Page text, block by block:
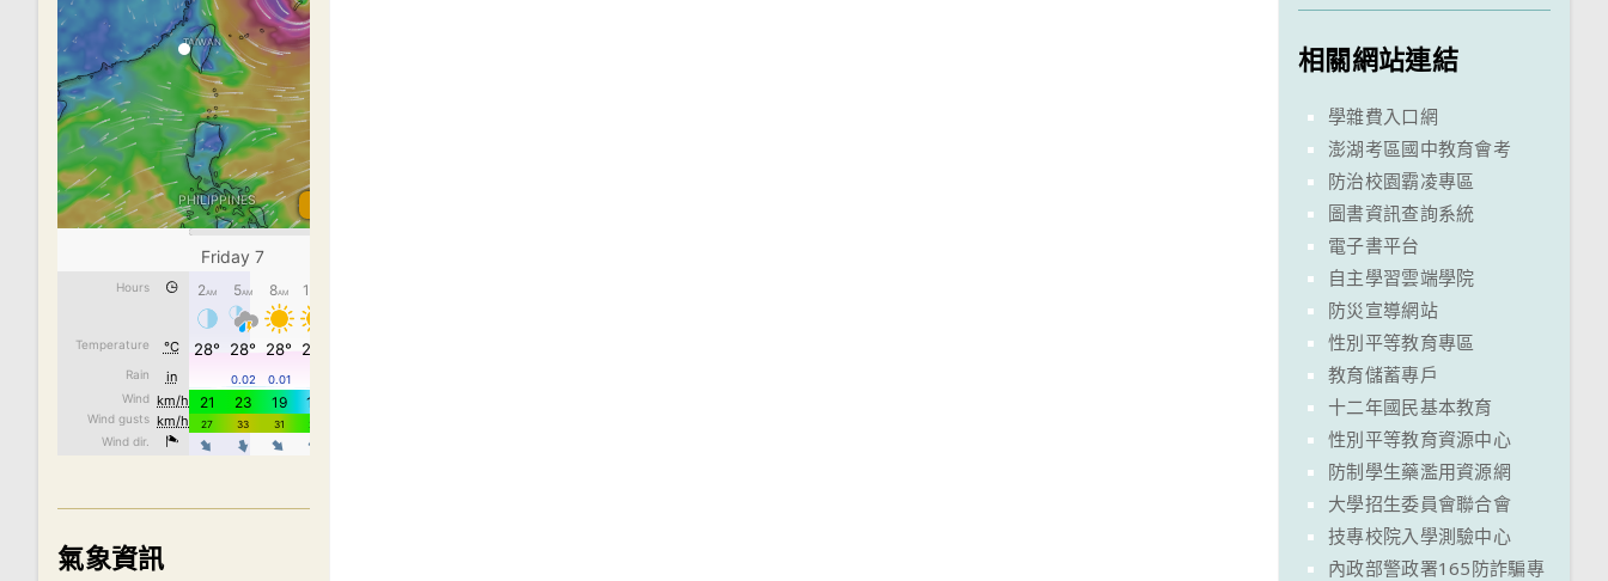
氣象資訊
相關網站連結
學雜費入口網
澎湖考區國中教育會考
防治校園霸凌專區
圖書資訊查詢系統
電子書平台
自主學習雲端學院
防災宣導網站
性別平等教育專區
教育儲蓄專戶
十二年國民基本教育
性別平等教育資源中心
防制學生藥濫用資源網
大學招生委員會聯合會
技專校院入學測驗中心
內政部警政署165防詐騙專